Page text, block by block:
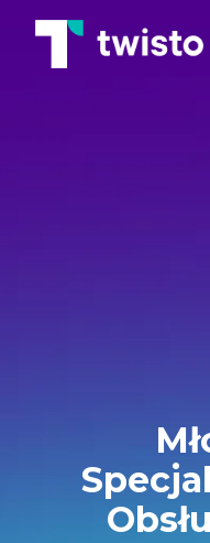
zawartości
Strona główna